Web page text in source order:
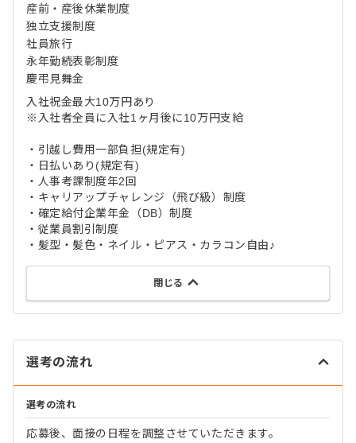
産前・産後休業制度
独立支援制度
社員旅行
永年勤続表彰制度
慶弔見舞金
入社祝金最大10万円あり
※入社者全員に入社1ヶ月後に10万円支給
・引越し費用一部負担(規定有)
・日払いあり(規定有)
・人事考課制度年2回
・キャリアップチャレンジ（飛び級）制度
・確定給付企業年金（DB）制度
・従業員割引制度
・髪型・髪色・ネイル・ピアス・カラコン自由♪
閉じる
選考の流れ
選考の流れ
応募後、面接の日程を調整させていただきます。